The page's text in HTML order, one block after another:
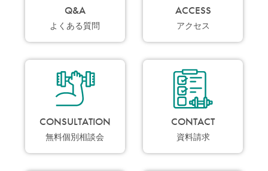
Q&A
よくある質問
ACCESS
アクセス
CONSULTATION
無料個別相談会
CONTACT
資料請求